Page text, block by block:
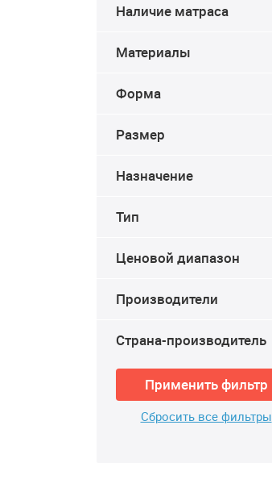
Наличие матраса
Материалы
Форма
Размер
Назначение
Тип
Ценовой диапазон
Производители
Страна-производитель
Применить фильтр
Сбросить все фильтры